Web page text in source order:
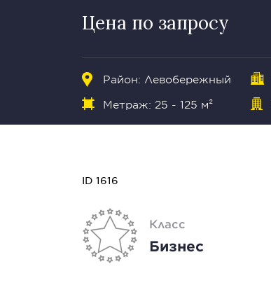
Цена по запросу
Район: Левобережный
Метраж: 25 - 125 м²
ID 1616
Класс
Бизнес